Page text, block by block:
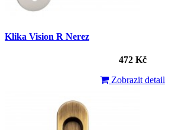
Klika Vision R Nerez
472 Kč
Zobrazit detail